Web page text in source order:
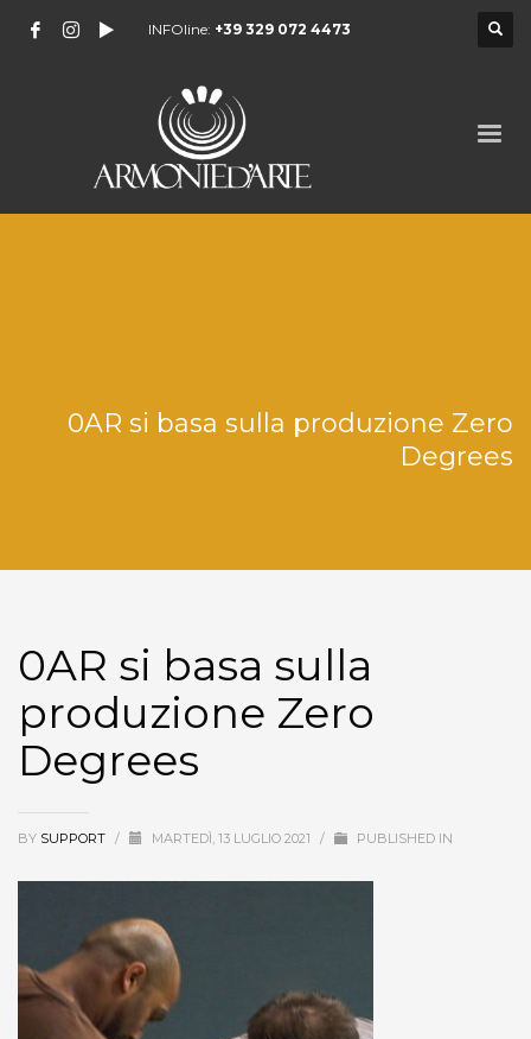
INFOline: +39 329 072 4473
0AR si basa sulla produzione Zero
Degrees
0AR si basa sulla
produzione Zero
Degrees
BY SUPPORT / MARTEDÌ, 13 LUGLIO 2021 / PUBLISHED IN